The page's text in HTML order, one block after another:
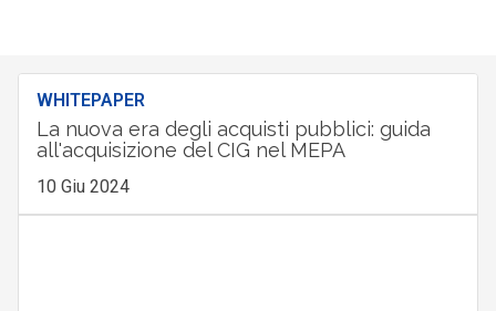
WHITEPAPER
La nuova era degli acquisti pubblici: guida
all'acquisizione del CIG nel MEPA
10 Giu 2024